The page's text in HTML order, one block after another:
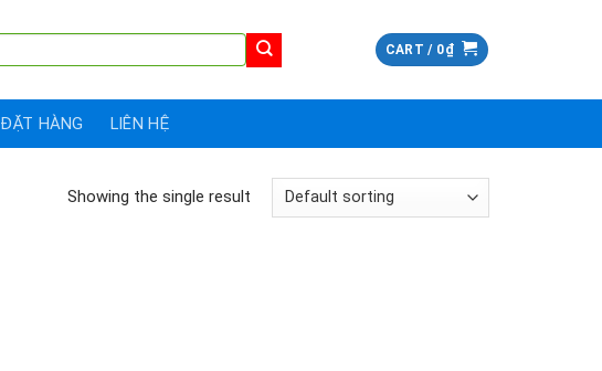
CART / 0₫
ĐẶT HÀNG LIÊN HỆ
Showing the single result